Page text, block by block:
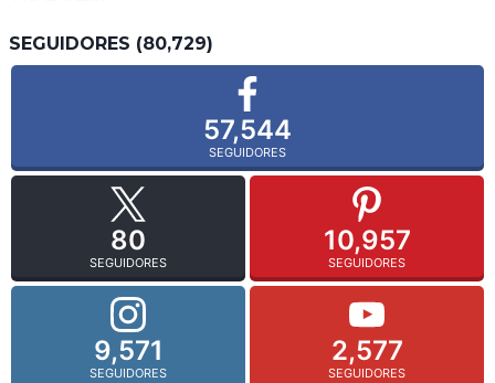
SEGUIDORES (80,729)
57,544
SEGUIDORES
80
SEGUIDORES
10,957
SEGUIDORES
9,571
SEGUIDORES
2,577
SEGUIDORES